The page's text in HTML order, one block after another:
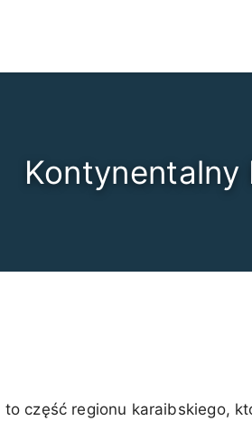
Kontynentalny
to część regionu karaibskiego,